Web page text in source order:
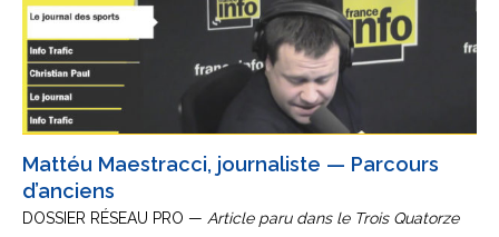
Mattéu Maestracci, journaliste — Parcours
d’anciens
DOSSIER RÉSEAU PRO — Article paru dans le Trois Quatorze